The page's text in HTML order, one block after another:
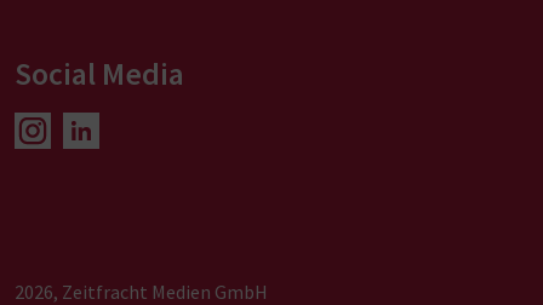
Social Media
2026, Zeitfracht Medien GmbH